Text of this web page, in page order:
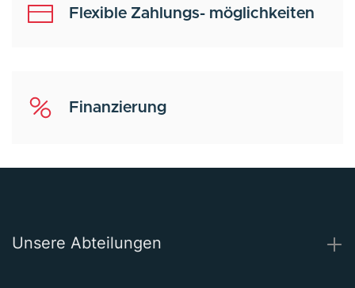
Flexible Zahlungs- möglichkeiten
Finanzierung
Unsere Abteilungen